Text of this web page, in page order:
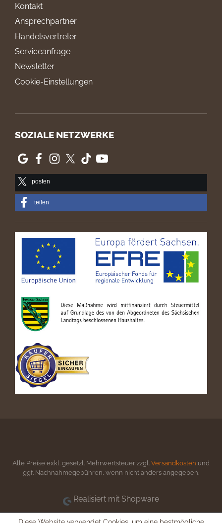
Kontakt
Ansprechpartner
Handelsvertreter
Serviceanfrage
Newsletter
Cookie-Einstellungen
SOZIALE NETZWERKE
posten
teilen
Alle Preise exkl. gesetzl. Mehrwertsteuer zzgl. Versandkosten und
ggf. Nachnahmegebühren, wenn nicht anders angegeben.
Realisiert mit Shopware